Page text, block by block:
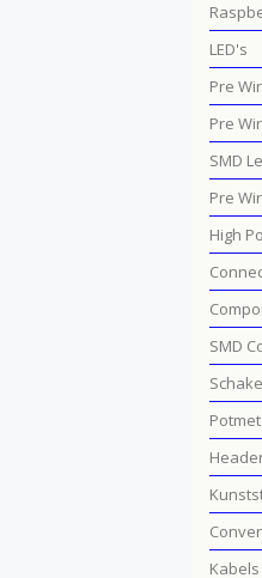
LED's
Pre
Pre
SMD
Pre
High
SMD